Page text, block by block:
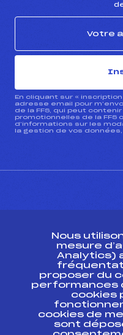
En cliquant sur « inscription
adresse email pour
de la FFS, qui peut
promotionnelles de la FFS
d’informations sur les
la gestion de vos
Ressources
Pass’Neige
Projet sportif
Projet de
Antidopage
Nous
mesure
Analytics)
proposer du
performances
cookies
cookies de
sont